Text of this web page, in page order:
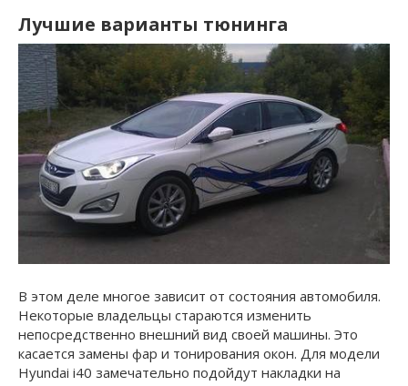
Лучшие варианты тюнинга
В этом деле многое зависит от состояния автомобиля.
Некоторые владельцы стараются изменить
непосредственно внешний вид своей машины. Это
касается замены фар и тонирования окон. Для модели
Hyundai i40 замечательно подойдут накладки на